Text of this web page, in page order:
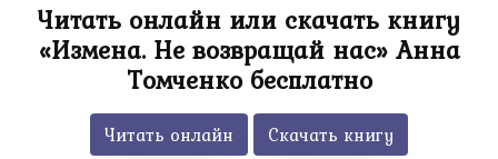
Читать онлайн или скачать книгу
«Измена. Не возвращай нас» Анна
Томченко бесплатно
Читать онлайн Скачать книгу